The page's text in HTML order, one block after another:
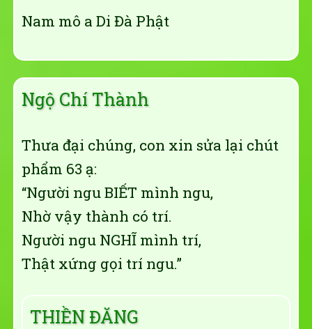
Nam mô a Di Đà Phật
Ngộ Chí Thành
Thưa đại chúng, con xin sửa lại chút
phẩm 63 ạ:
“Người ngu BIẾT mình ngu,
Nhờ vậy thành có trí.
Người ngu NGHĨ mình trí,
Thật xứng gọi trí ngu.”
THIỀN ĐĂNG